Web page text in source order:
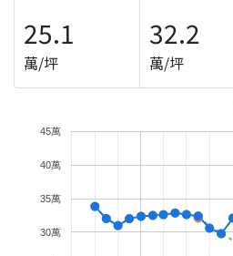
25.1
萬/坪
32.2
萬/坪
30萬
35萬
40萬
45萬